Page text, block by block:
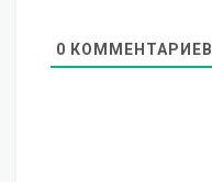
0 КОММЕНТАРИЕВ